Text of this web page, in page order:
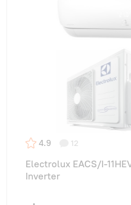
4.9 12
Electrolux EACS/I-
Inverter